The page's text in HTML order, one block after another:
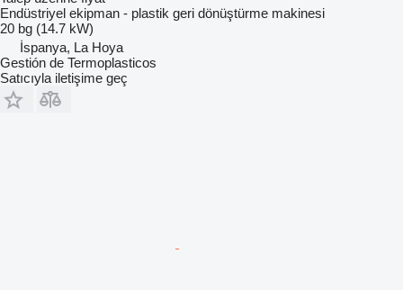
Endüstriyel ekipman - plastik geri dönüştürme makinesi
20 bg (14.7 kW)
İspanya, La Hoya
Gestión de Termoplasticos
Satıcıyla iletişime geç